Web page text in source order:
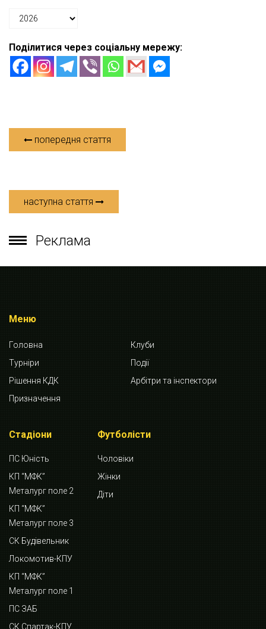
Поділитися через соціальну мережу:
попередня стаття
наступна стаття
Реклама
Меню
Головна
Клуби
Турніри
Події
Рішення КДК
Арбітри та інспектори
Призначення
Стадіони
ПС Юність
КП “МФК”
Металург поле 2
КП “МФК”
Металург поле 3
СК Будівельник
Локомотив-КПУ
КП “МФК”
Металург поле 1
ПС ЗАБ
СК Спартак-КПУ
Футболісти
Чоловіки
Жінки
Діти